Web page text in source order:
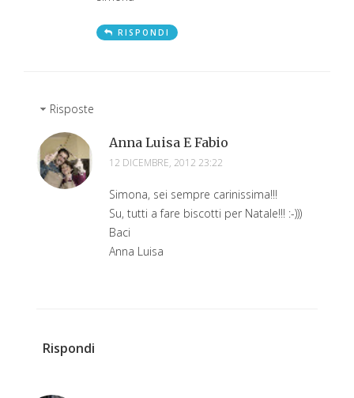
RISPONDI
Risposte
Anna Luisa E Fabio
12 DICEMBRE, 2012 23:22
Simona, sei sempre carinissima!!!
Su, tutti a fare biscotti per Natale!!! :-)))
Baci
Anna Luisa
Rispondi